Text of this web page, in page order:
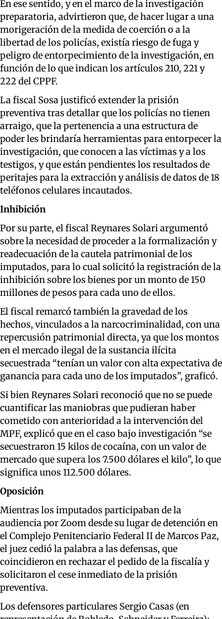
En ese sentido, y en el marco de la investigación
preparatoria, advirtieron que, de hacer lugar a una
morigeración de la medida de coerción o a la
libertad de los policías, existía riesgo de fuga y
peligro de entorpecimiento de la investigación, en
función de lo que indican los artículos 210, 221 y
222 del CPPF.
La fiscal Sosa justificó extender la prisión
preventiva tras detallar que los policías no tienen
arraigo, que la pertenencia a una estructura de
poder les brindaría herramientas para entorpecer la
investigación, que conocen a las víctimas y a los
testigos, y que están pendientes los resultados de
peritajes para la extracción y análisis de datos de 18
teléfonos celulares incautados.
Inhibición
Por su parte, el fiscal Reynares Solari argumentó
sobre la necesidad de proceder a la formalización y
readecuación de la cautela patrimonial de los
imputados, para lo cual solicitó la registración de la
inhibición sobre los bienes por un monto de 150
millones de pesos para cada uno de ellos.
El fiscal remarcó también la gravedad de los
hechos, vinculados a la narcocriminalidad, con una
repercusión patrimonial directa, ya que los montos
en el mercado ilegal de la sustancia ilícita
secuestrada “tenían un valor con alta expectativa de
ganancia para cada uno de los imputados”, graficó.
Si bien Reynares Solari reconoció que no se puede
cuantificar las maniobras que pudieran haber
cometido con anterioridad a la intervención del
MPF, explicó que en el caso bajo investigación “se
secuestraron 15 kilos de cocaína, con un valor de
mercado que supera los 7.500 dólares el kilo”, lo que
significa unos 112.500 dólares.
Oposición
Mientras los imputados participaban de la
audiencia por Zoom desde su lugar de detención en
el Complejo Penitenciario Federal II de Marcos Paz,
el juez cedió la palabra a las defensas, que
coincidieron en rechazar el pedido de la fiscalía y
solicitaron el cese inmediato de la prisión
preventiva.
Los defensores particulares Sergio Casas (en